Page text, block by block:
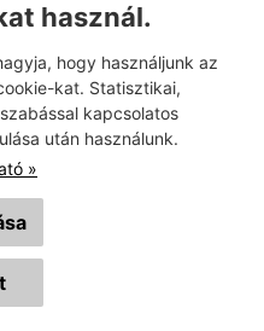
használ.
hogy használjunk az
kat. Statisztikai,
kapcsolatos
után használunk.
»